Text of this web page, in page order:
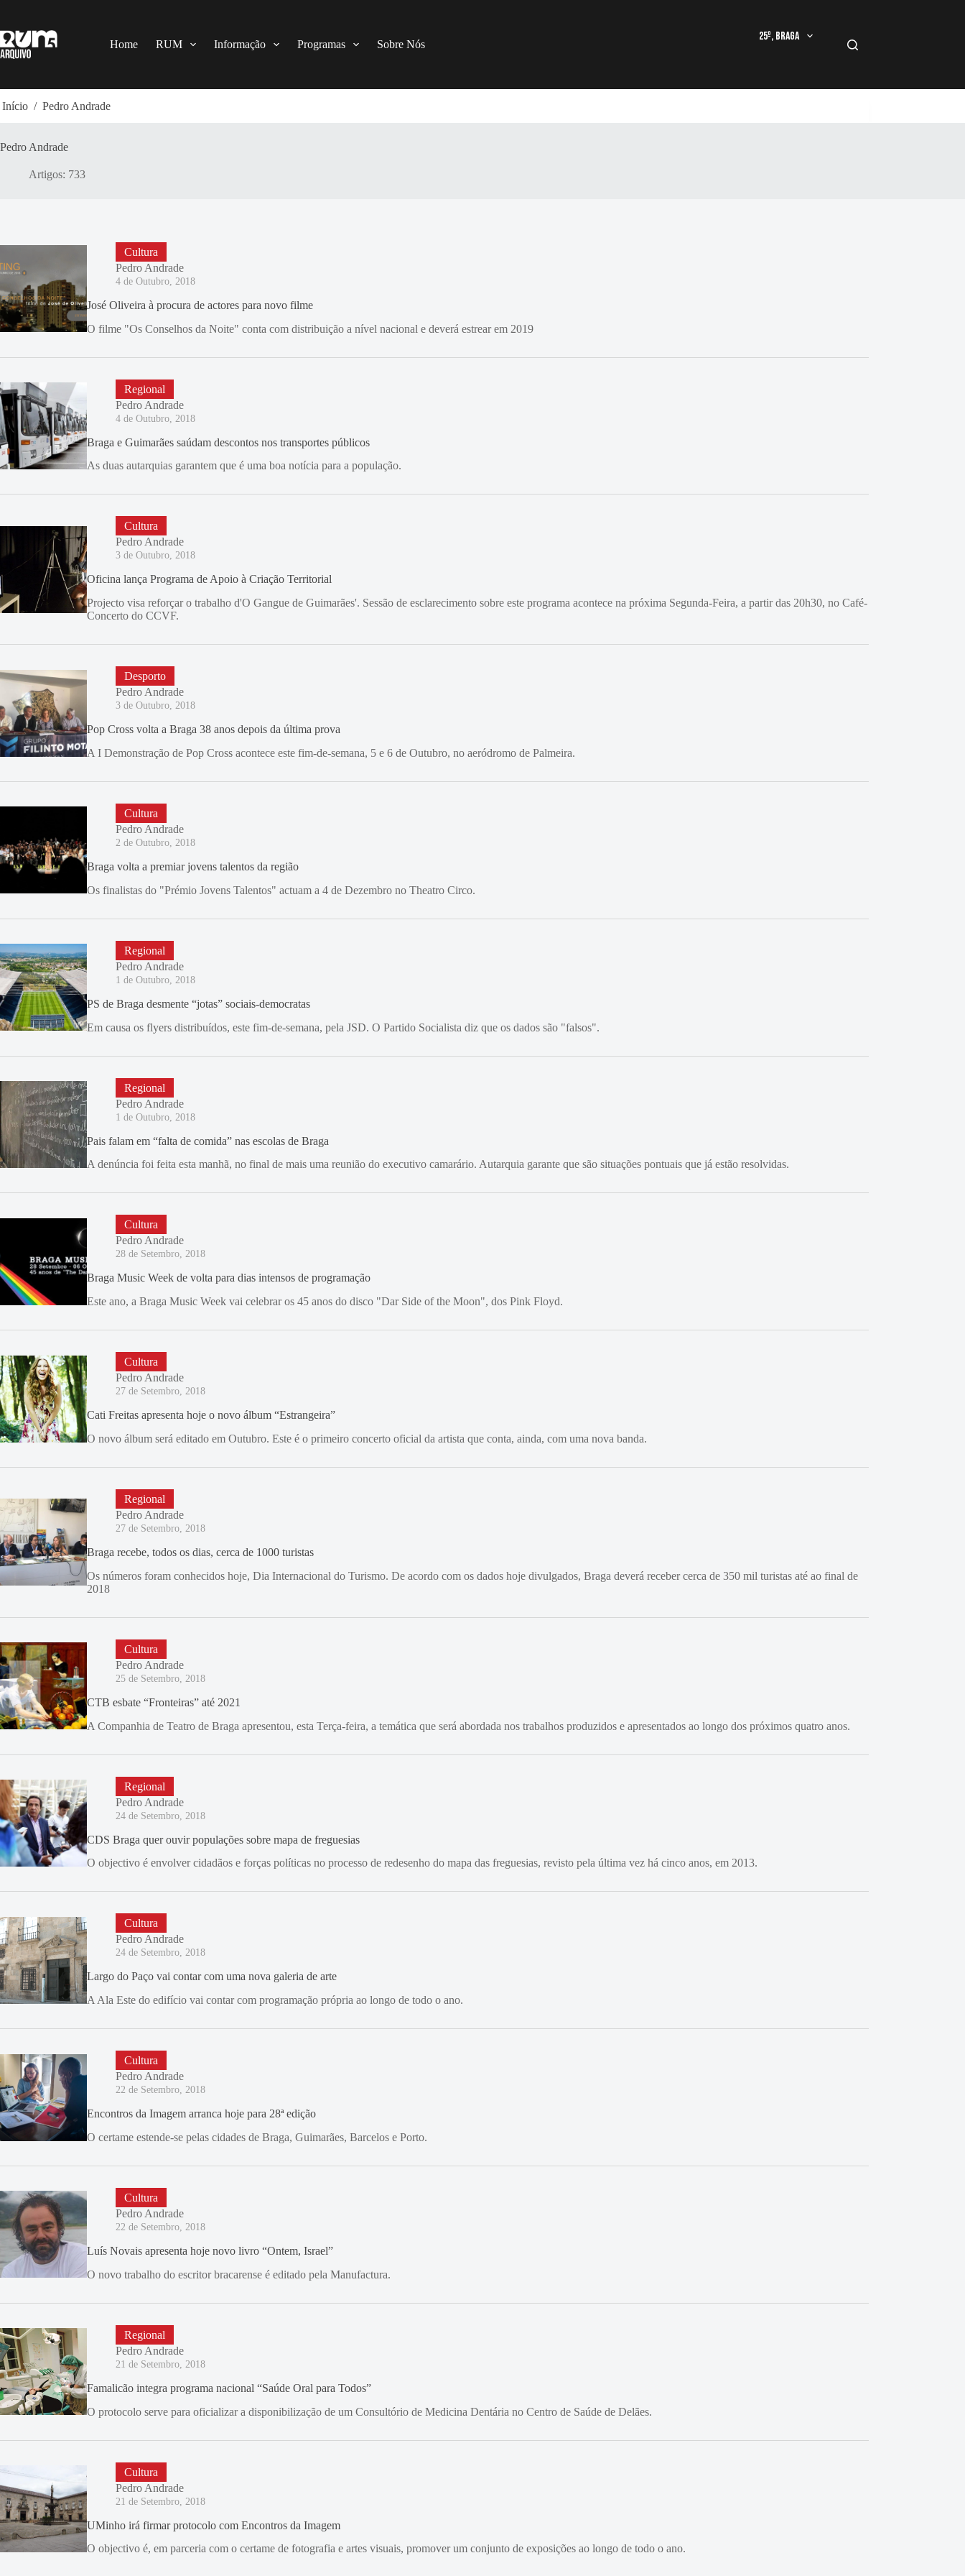
o
conteúdo
Home RUM Informação Programas Sobre Nós
25º, Braga
Início / Pedro Andrade
Pedro Andrade
Artigos: 733
Cultura
Pedro Andrade
4 de Outubro, 2018
José Oliveira à procura de actores para novo filme
O filme "Os Conselhos da Noite" conta com distribuição a nível nacional e deverá estrear em 2019
Regional
Pedro Andrade
4 de Outubro, 2018
Braga e Guimarães saúdam descontos nos transportes públicos
As duas autarquias garantem que é uma boa notícia para a população.
Cultura
Pedro Andrade
3 de Outubro, 2018
Oficina lança Programa de Apoio à Criação Territorial
Projecto visa reforçar o trabalho d'O Gangue de Guimarães'. Sessão de esclarecimento sobre este programa acontece na próxima Segunda-Feira, a partir das 20h30, no Café-
Concerto do CCVF.
Desporto
Pedro Andrade
3 de Outubro, 2018
Pop Cross volta a Braga 38 anos depois da última prova
A I Demonstração de Pop Cross acontece este fim-de-semana, 5 e 6 de Outubro, no aeródromo de Palmeira.
Cultura
Pedro Andrade
2 de Outubro, 2018
Braga volta a premiar jovens talentos da região
Os finalistas do "Prémio Jovens Talentos" actuam a 4 de Dezembro no Theatro Circo.
Regional
Pedro Andrade
1 de Outubro, 2018
PS de Braga desmente “jotas” sociais-democratas
Em causa os flyers distribuídos, este fim-de-semana, pela JSD. O Partido Socialista diz que os dados são "falsos".
Regional
Pedro Andrade
1 de Outubro, 2018
Pais falam em “falta de comida” nas escolas de Braga
A denúncia foi feita esta manhã, no final de mais uma reunião do executivo camarário. Autarquia garante que são situações pontuais que já estão resolvidas.
Cultura
Pedro Andrade
28 de Setembro, 2018
Braga Music Week de volta para dias intensos de programação
Este ano, a Braga Music Week vai celebrar os 45 anos do disco "Dar Side of the Moon", dos Pink Floyd.
Cultura
Pedro Andrade
27 de Setembro, 2018
Cati Freitas apresenta hoje o novo álbum “Estrangeira”
O novo álbum será editado em Outubro. Este é o primeiro concerto oficial da artista que conta, ainda, com uma nova banda.
Regional
Pedro Andrade
27 de Setembro, 2018
Braga recebe, todos os dias, cerca de 1000 turistas
Os números foram conhecidos hoje, Dia Internacional do Turismo. De acordo com os dados hoje divulgados, Braga deverá receber cerca de 350 mil turistas até ao final de
2018
Cultura
Pedro Andrade
25 de Setembro, 2018
CTB esbate “Fronteiras” até 2021
A Companhia de Teatro de Braga apresentou, esta Terça-feira, a temática que será abordada nos trabalhos produzidos e apresentados ao longo dos próximos quatro anos.
Regional
Pedro Andrade
24 de Setembro, 2018
CDS Braga quer ouvir populações sobre mapa de freguesias
O objectivo é envolver cidadãos e forças políticas no processo de redesenho do mapa das freguesias, revisto pela última vez há cinco anos, em 2013.
Cultura
Pedro Andrade
24 de Setembro, 2018
Largo do Paço vai contar com uma nova galeria de arte
A Ala Este do edifício vai contar com programação própria ao longo de todo o ano.
Cultura
Pedro Andrade
22 de Setembro, 2018
Encontros da Imagem arranca hoje para 28ª edição
O certame estende-se pelas cidades de Braga, Guimarães, Barcelos e Porto.
Cultura
Pedro Andrade
22 de Setembro, 2018
Luís Novais apresenta hoje novo livro “Ontem, Israel”
O novo trabalho do escritor bracarense é editado pela Manufactura.
Regional
Pedro Andrade
21 de Setembro, 2018
Famalicão integra programa nacional “Saúde Oral para Todos”
O protocolo serve para oficializar a disponibilização de um Consultório de Medicina Dentária no Centro de Saúde de Delães.
Cultura
Pedro Andrade
21 de Setembro, 2018
UMinho irá firmar protocolo com Encontros da Imagem
O objectivo é, em parceria com o certame de fotografia e artes visuais, promover um conjunto de exposições ao longo de todo o ano.